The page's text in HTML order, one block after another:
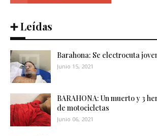
➕ Leídas
Barahona: Se electrocuta
Junio 15, 2021
BARAHONA: Un muerto y 3
de motocicletas
Junio 06, 2021